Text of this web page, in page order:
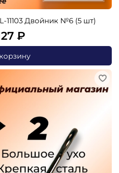
11103 Двойник №6 (5 шт)
₽